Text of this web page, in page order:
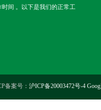
间 。以下是我们的正常工
备案号： 沪ICP备20003472号-4